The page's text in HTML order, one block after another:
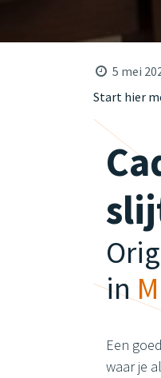
5 mei
Start hier
in
Een
waar je